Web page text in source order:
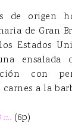
de origen
de Gran
Estados
ensalada
con
a la
(6p)